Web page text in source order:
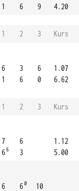
1
6
9
4.20
1 2 3
Kurs
6
1
3
6
6
0
1.07
6.62
1 2 3
Kurs
7
66
6
3
1.12
5.00
6
60
10